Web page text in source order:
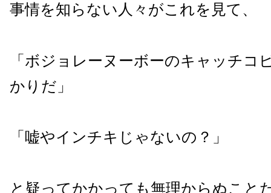
事情を知らない人々がこれを見て、
「ボジョレーヌーボーのキャッチコ
かりだ」
「嘘やインチキじゃないの？」
と疑ってかかっても無理からぬこと